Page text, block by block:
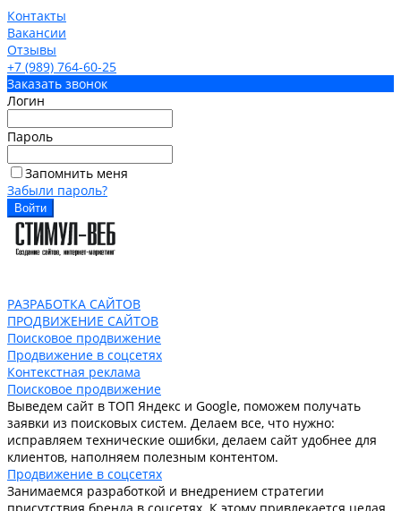
Контакты
Вакансии
Отзывы
+7 (989) 764-60-25
Заказать звонок
Логин
Пароль
Запомнить меня
Забыли пароль?
РАЗРАБОТКА САЙТОВ
ПРОДВИЖЕНИЕ САЙТОВ
Поисковое продвижение
Продвижение в соцсетях
Контекстная реклама
Поисковое продвижение
Выведем сайт в ТОП Яндекс и Google, поможем получать
заявки из поисковых систем. Делаем все, что нужно:
исправляем технические ошибки, делаем сайт удобнее для
клиентов, наполняем полезным контентом.
Продвижение в соцсетях
Занимаемся разработкой и внедрением стратегии